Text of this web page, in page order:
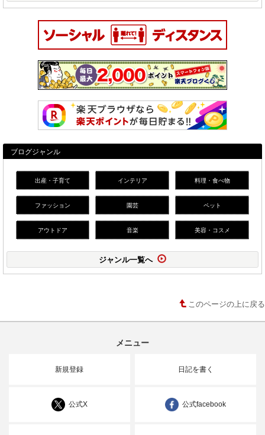
ブログジャンル
出産・子育て インテリア 料理・食べ物
ファッション 園芸 ペット
アウトドア 音楽 美容・コスメ
ジャンル一覧へ
このページの上に戻る
メニュー
新規登録 日記を書く
公式X 公式facebook